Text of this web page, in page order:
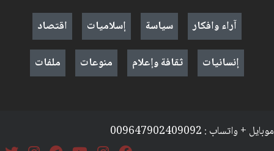
آراء وافكار
سياسة إسلاميات
اقتصاد
إنسانيات
ثقافة وإعلام منوعات ملفات
موبايل + واتساب : 009647902409092